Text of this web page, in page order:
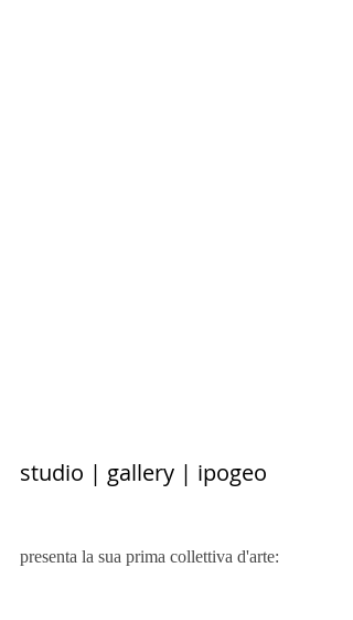
studio | gallery | ipogeo
presenta la sua prima collettiva d'arte: